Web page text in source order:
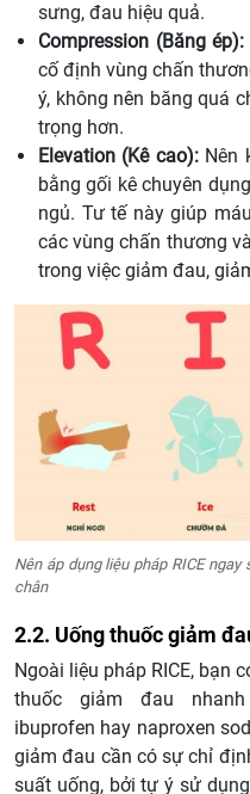
sưng, đau hiệu quả.
Compression (Băng ép):
cố định vùng chấn
ý, không nên băng quá
trọng hơn.
Elevation (Kê cao):Nên
bằng gối kê chuyên
ngủ. Tư tế này giúp
các vùng chấn thương
trong việc giảm đau,
Nên áp dụng liệu pháp RICE
chân
2.2. Uống thuốc giảm
Ngoài liệu pháp RICE, bạn
thuốc giảm đau nhanh
ibuprofen hay naproxen
giảm đau cần có sự chỉ
suất uống, bởi tự ý sử